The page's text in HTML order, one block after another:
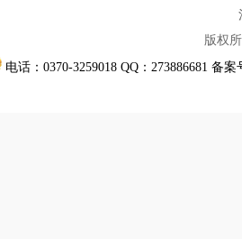
版权
电话：0370-3259018 QQ：273886681 备案